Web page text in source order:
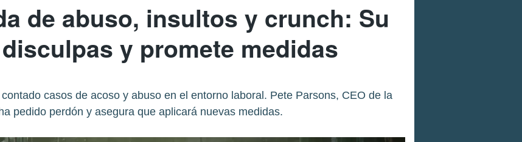
de abuso, insultos y crunch: Su
y promete medidas
casos de acoso y abuso en el entorno laboral. Pete Parsons, CEO de la
pedido perdón y asegura que aplicará nuevas medidas.